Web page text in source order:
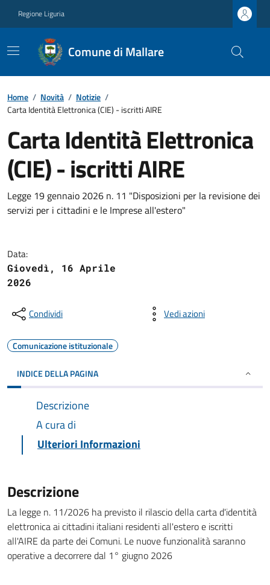
Regione Liguria
Comune di Mallare
Home / Novità / Notizie /
Carta Identità Elettronica (CIE) - iscritti AIRE
Carta Identità Elettronica
(CIE) - iscritti AIRE
Legge 19 gennaio 2026 n. 11 "Disposizioni per la revisione dei
servizi per i cittadini e le Imprese all'estero"
Data:
Giovedì, 16 Aprile
2026
Condividi Vedi azioni
Comunicazione istituzionale
INDICE DELLA PAGINA
Descrizione
A cura di
Ulteriori Informazioni
Descrizione
La legge n. 11/2026 ha previsto il rilascio della carta d'identità
elettronica ai cittadini italiani residenti all'estero e iscritti
all'AIRE da parte dei Comuni. Le nuove funzionalità saranno
operative a decorrere dal 1° giugno 2026